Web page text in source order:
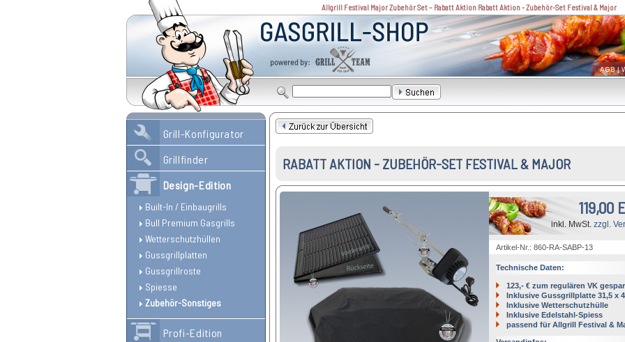
Allgrill Festival Major Zubehör Set – Rabatt Aktion Rabatt Aktion - Zubehör-Set Festival & Major
AGB|
Grill-Konfigurator
Grillfinder
Design-Edition
Built-In / Einbaugrills
Bull Premium Gasgrills
Wetterschutzhüllen
Gussgrillplatten
Gussgrillroste
Spiesse
Zubehör-Sonstiges
Profi-Edition
RABATT AKTION - ZUBEHÖR-SET FESTIVAL & MAJOR
119,00
inkl. MwSt. zzgl.
Artikel-Nr.: 860-RA-SABP-13
Technische Daten:
123,- € zum regulären VK
Inklusive Gussgrillplatte 31,5 x
Inklusive Wetterschutzhülle
Inklusive Edelstahl-Spiess
passend für Allgrill Festival &